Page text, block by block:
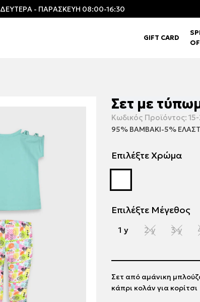
ΔΕΥΤΕΡΑ - ΠΑΡΑΣΚΕΥΗ 08:00-16:30
GIFT CARD
Σετ με
Κωδικός Προϊόντος:
95% ΒΑΜΒΑΚΙ-5%
Επιλέξτε Χρώμα
Επιλέξτε Μέγεθος
1 y 2 y 3 y
Σετ από αμάνικη
κάπρι κολάν για κορίτσι